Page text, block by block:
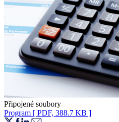
Připojené soubory
Program [ PDF, 388.7 KB ]